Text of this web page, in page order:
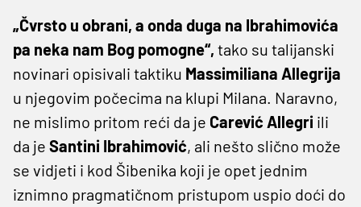
„Čvrsto u obrani, a onda duga na Ibrahimovića
pa neka nam Bog pomogne“, tako su talijanski
novinari opisivali taktiku Massimiliana Allegrija
u njegovim počecima na klupi Milana. Naravno,
ne mislimo pritom reći da je Carević Allegri ili
da je Santini Ibrahimović, ali nešto slično može
se vidjeti i kod Šibenika koji je opet jednim
iznimno pragmatičnom pristupom uspio doći do